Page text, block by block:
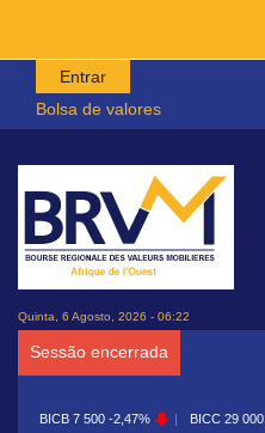
Passar para o conteúdo principal
Entrar
Bolsa de valores
Quinta, 6 Agosto, 2026 - 06:22
Sessão encerrada
BICB 7 500 -2,47% BICC 29 000